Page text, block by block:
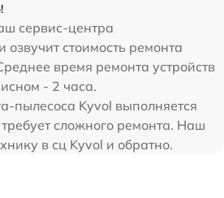
сервис-центра
озвучит стоимость ремонта
время ремонта устройств
- 2 часа.
пылесоса Kyvol выполняется
сложного ремонта. Наш
в сц Kyvol и обратно.